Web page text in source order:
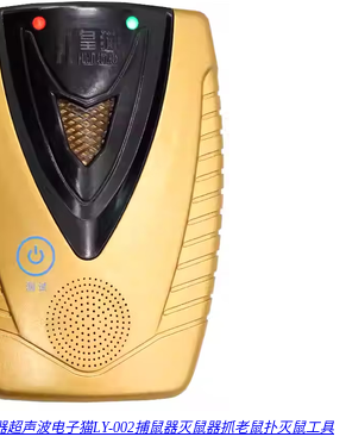
超声波电子猫LY-002捕鼠器灭鼠器抓老鼠扑灭鼠工具